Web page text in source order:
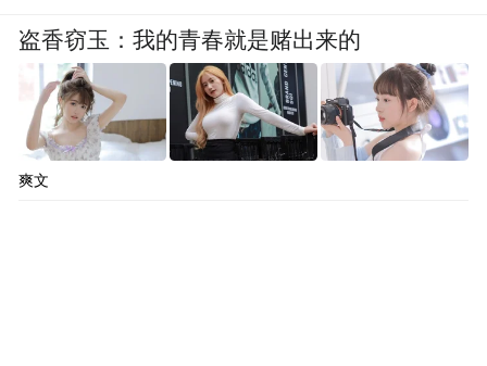
盗香窃玉：我的青春就是赌出来的
爽文